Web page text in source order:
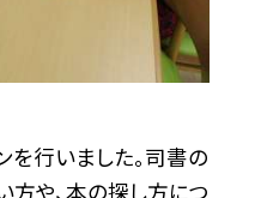
行いました。司書の
方や、本の探し方につ